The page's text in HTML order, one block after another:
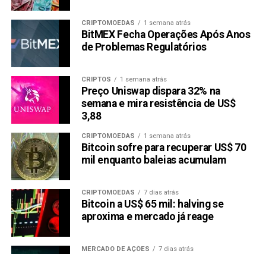
CRIPTOMOEDAS 1 semana atrás
BitMEX Fecha Operações Após Anos
de Problemas Regulatórios
CRIPTOS 1 semana atrás
Preço Uniswap dispara 32% na
semana e mira resistência de US$
3,88
CRIPTOMOEDAS 1 semana atrás
Bitcoin sofre para recuperar US$ 70
mil enquanto baleias acumulam
CRIPTOMOEDAS 7 dias atrás
Bitcoin a US$ 65 mil: halving se
aproxima e mercado já reage
MERCADO DE AÇÕES 7 dias atrás